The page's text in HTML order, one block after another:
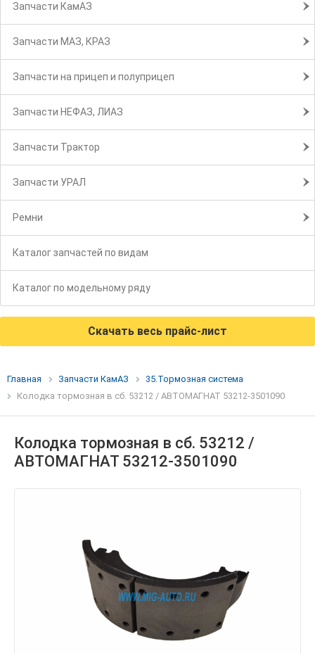
Запчасти КамАЗ
Запчасти МАЗ, КРАЗ
Запчасти на прицеп и полуприцеп
Запчасти НЕФАЗ, ЛИАЗ
Запчасти Трактор
Запчасти УРАЛ
Ремни
Каталог запчастей по видам
Каталог по модельному ряду
Скачать весь прайс-лист
Главная Запчасти КамАЗ
35.Тормозная система
Колодка тормозная в сб. 53212 / АВТОМАГНАТ 53212-3501090
Колодка тормозная в сб. 53212 /
АВТОМАГНАТ 53212-3501090